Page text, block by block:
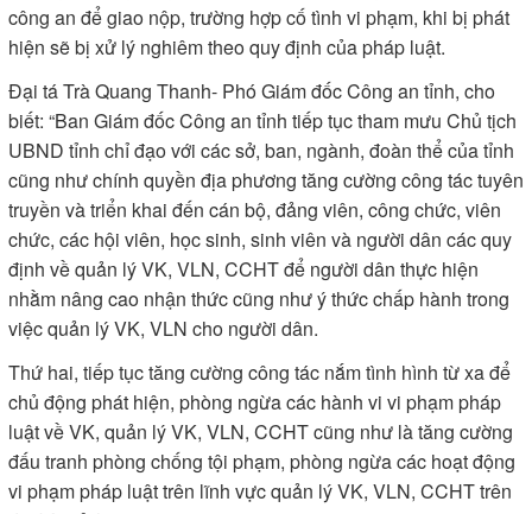
công an để giao nộp, trường hợp cố tình vi phạm, khi bị phát
hiện sẽ bị xử lý nghiêm theo quy định của pháp luật.
Đại tá Trà Quang Thanh- Phó Giám đốc Công an tỉnh, cho
biết: “Ban Giám đốc Công an tỉnh tiếp tục tham mưu Chủ tịch
UBND tỉnh chỉ đạo với các sở, ban, ngành, đoàn thể của tỉnh
cũng như chính quyền địa phương tăng cường công tác tuyên
truyền và triển khai đến cán bộ, đảng viên, công chức, viên
chức, các hội viên, học sinh, sinh viên và người dân các quy
định về quản lý VK, VLN, CCHT để người dân thực hiện
nhằm nâng cao nhận thức cũng như ý thức chấp hành trong
việc quản lý VK, VLN cho người dân.
Thứ hai, tiếp tục tăng cường công tác nắm tình hình từ xa để
chủ động phát hiện, phòng ngừa các hành vi vi phạm pháp
luật về VK, quản lý VK, VLN, CCHT cũng như là tăng cường
đấu tranh phòng chống tội phạm, phòng ngừa các hoạt động
vi phạm pháp luật trên lĩnh vực quản lý VK, VLN, CCHT trên